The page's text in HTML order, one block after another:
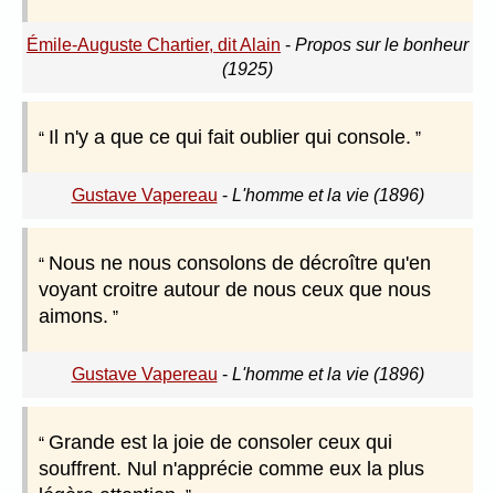
Émile-Auguste Chartier, dit Alain - Propos sur le bonheur
(1925)
Il n'y a que ce qui fait oublier qui console.
Gustave Vapereau - L'homme et la vie (1896)
Nous ne nous consolons de décroître qu'en
voyant croitre autour de nous ceux que nous
aimons.
Gustave Vapereau - L'homme et la vie (1896)
Grande est la joie de consoler ceux qui
souffrent. Nul n'apprécie comme eux la plus